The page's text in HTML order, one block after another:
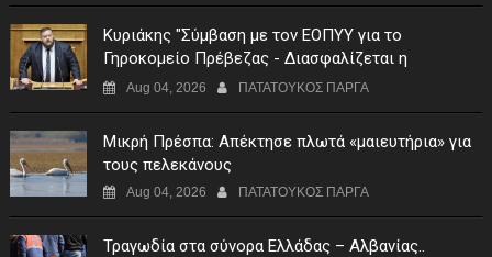
Κυριάκης "Σύμβαση με τον ΕΟΠΥΥ για το
Γηροκομείο Πρέβεζας - Διασφαλίζεται η
χρηματοδότηση της λειτουργίας του"
Aug 04, 2026 ΠΑΤΑΤΟΥΚΟΣ ΠΑΡΓΑ
Μικρή Πρέσπα: Απέκτησε πλωτά «μαιευτήρια» για
τους πελεκάνους
Aug 04, 2026 ΠΑΤΑΤΟΥΚΟΣ ΠΑΡΓΑ
Τραγωδία στα σύνορα Ελλάδας – Αλβανίας..